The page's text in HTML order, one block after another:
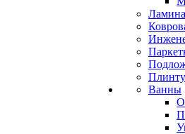
Ванны